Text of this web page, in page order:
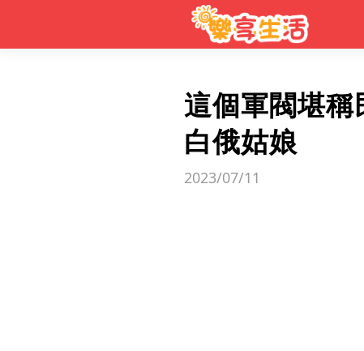
這個軍閥堪
白俄姑娘
2023/07/11